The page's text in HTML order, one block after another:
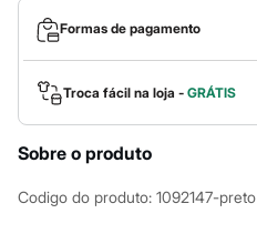
Cintos
Óculos
Relógios
Calçados
Botas
Chinelos
Sandálias
Tênis
Formas de pagamento
Troca fácil na loja - GRÁTIS
Sobre o produto
Codigo do produto: 1092147-preto